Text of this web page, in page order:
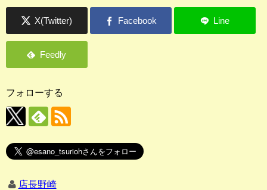
フォローする
店長野崎